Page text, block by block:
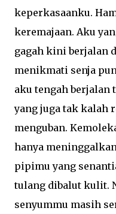
keperkasaanku.
keremajaan. Aku
gagah kini berjalan
menikmati senja
aku tengah
yang juga tak kalah
menguban.
hanya
pipimu yang
tulang dibalut kulit.
senyummu masih